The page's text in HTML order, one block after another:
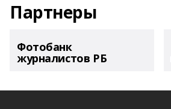
Партнеры
Фотобанк
журналистов РБ